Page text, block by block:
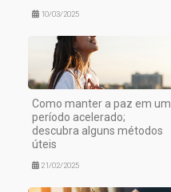
10/03/2025
Como manter a paz em um
período acelerado;
descubra alguns métodos
úteis
21/02/2025